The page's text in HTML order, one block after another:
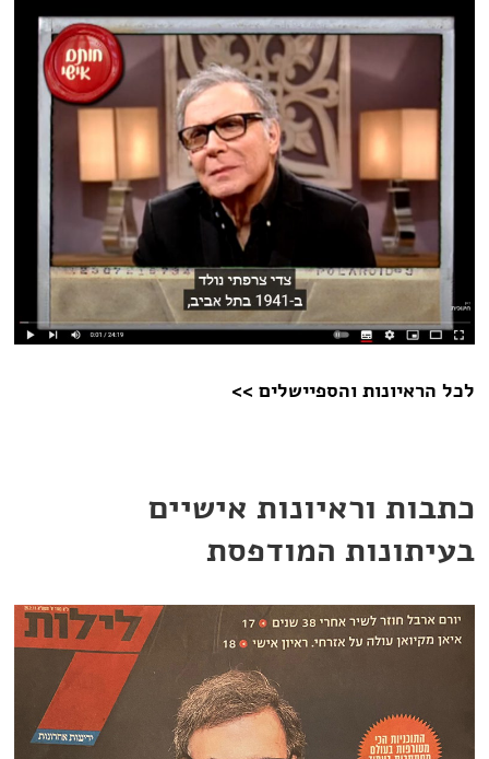
לכל הראיונות והספיישלים >>
כתבות וראיונות אישיים
בעיתונות המודפסת